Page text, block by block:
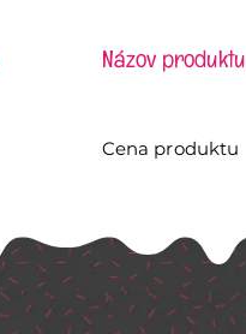
Názov produktu
Cena produktu